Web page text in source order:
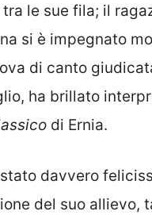
le sue fila; il
si è impegnato
di canto
ha brillato
di Ernia.
davvero
del suo allievo,